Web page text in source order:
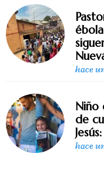
hace
Niño
de
hace